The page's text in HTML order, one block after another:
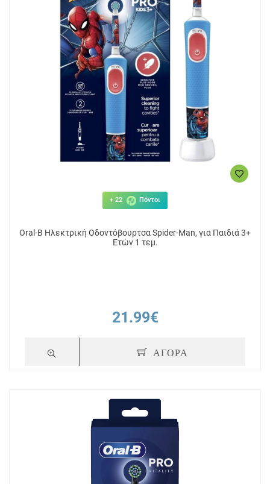
+ 22 Πόντοι
Oral-B Ηλεκτρική Οδοντόβουρτσα Spider-Man, για Παιδιά 3+
Ετών 1 τεμ.
21.99€
ΑΓΟΡΑ